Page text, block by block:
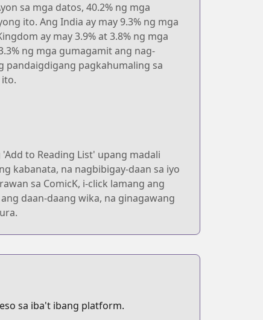
sa mga datos, 40.2% ng mga
ito. Ang India ay may 9.3% ng mga
ay may 3.9% at 3.8% ng mga
ng mga gumagamit ang nag-
pandaigdigang pagkahumaling sa
to Reading List' upang madali
kabanata, na nagbibigay-daan sa iyo
sa ComicK, i-click lamang ang
daan-daang wika, na ginagawang
sa iba't ibang platform.